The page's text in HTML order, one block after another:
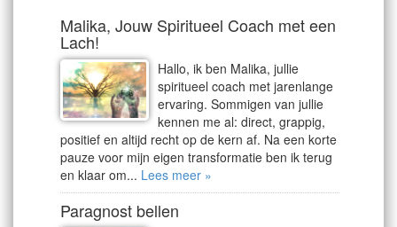
Malika, Jouw Spiritueel Coach met een
Lach!
Hallo, ik ben Malika, jullie
spiritueel coach met jarenlange
ervaring. Sommigen van jullie
kennen me al: direct, grappig,
positief en altijd recht op de kern af. Na een korte
pauze voor mijn eigen transformatie ben ik terug
en klaar om... Lees meer »
Paragnost bellen